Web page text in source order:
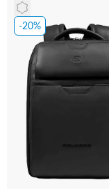
-20%